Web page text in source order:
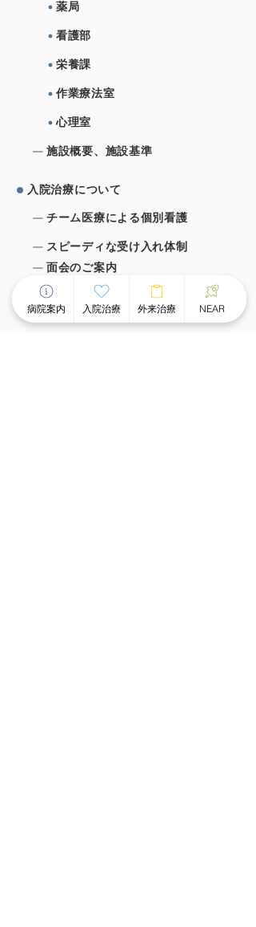
薬局
看護部
栄養課
作業療法室
心理室
施設概要、施設基準
⼊院治療について
チーム医療による個別看護
スピーディな受け⼊れ体制
⾯会のご案内
外来治療について
病院案内 入院治療 外来治療 NEAR